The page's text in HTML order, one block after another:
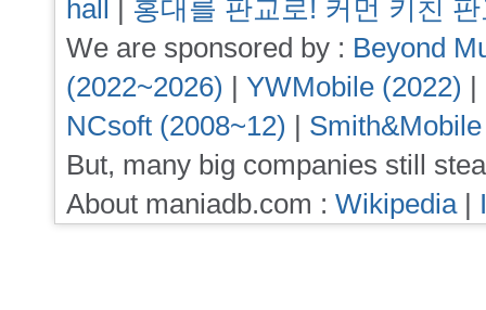
hall | 홍대를 판교로! 커먼 키친
We are sponsored by : Beyond
(2022~2026) | YWMobile (2022) |
NCsoft (2008~12) |
But, many big companies still
About maniadb.com : Wikipedia|